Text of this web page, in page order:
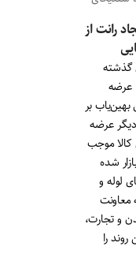
رانت از
گذشته
عرضه
بهین‌یاب بر
دیگر عرضه
کالا موجب
شده
لوله و
معاونت
و تجارت،
را